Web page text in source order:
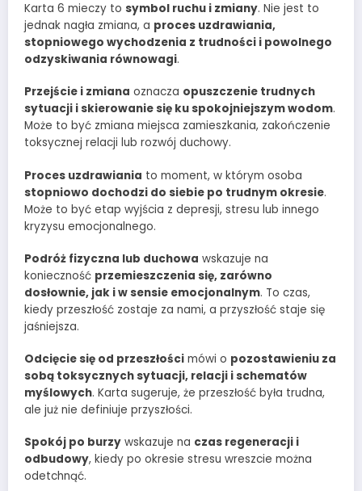
Karta 6 mieczy to symbol ruchu i zmiany. Nie jest to
jednak nagła zmiana, a proces uzdrawiania,
stopniowego wychodzenia z trudności i powolnego
odzyskiwania równowagi.
Przejście i zmiana oznacza opuszczenie trudnych
sytuacji i skierowanie się ku spokojniejszym wodom.
Może to być zmiana miejsca zamieszkania, zakończenie
toksycznej relacji lub rozwój duchowy.
Proces uzdrawiania to moment, w którym osoba
stopniowo dochodzi do siebie po trudnym okresie.
Może to być etap wyjścia z depresji, stresu lub innego
kryzysu emocjonalnego.
Podróż fizyczna lub duchowa wskazuje na
konieczność przemieszczenia się, zarówno
dosłownie, jak i w sensie emocjonalnym. To czas,
kiedy przeszłość zostaje za nami, a przyszłość staje się
jaśniejsza.
Odcięcie się od przeszłości mówi o pozostawieniu za
sobą toksycznych sytuacji, relacji i schematów
myślowych. Karta sugeruje, że przeszłość była trudna,
ale już nie definiuje przyszłości.
Spokój po burzy wskazuje na czas regeneracji i
odbudowy, kiedy po okresie stresu wreszcie można
odetchnąć.